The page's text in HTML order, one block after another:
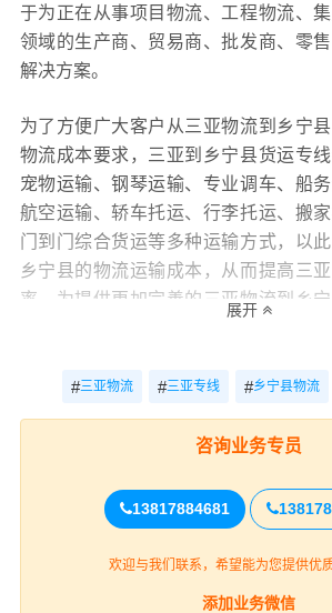
于为正在从事项目物流、工程物流、
领域的生产商、贸易商、批发商、零
解决方案。
为了方便广大客户从三亚物流到乡宁
物流成本要求，三亚到乡宁县货运专线
宠物运输、钢琴运输、专业调车、船务
航空运输、轿车托运、行李托运、搬
门到门综合货运等多种运输方式，以
乡宁县的物流运输成本，从而提高三
率，为提供更加完善的三亚物流到乡
决定财根三亚的高度”服务理念，积极
技含量的信息技术与设备来提升三亚
展开
#三亚物流 #三亚专线 #乡宁县物流
咨询业务专员
13817884681
欢迎与我们联系，希望能为您提供优
添加业务微信